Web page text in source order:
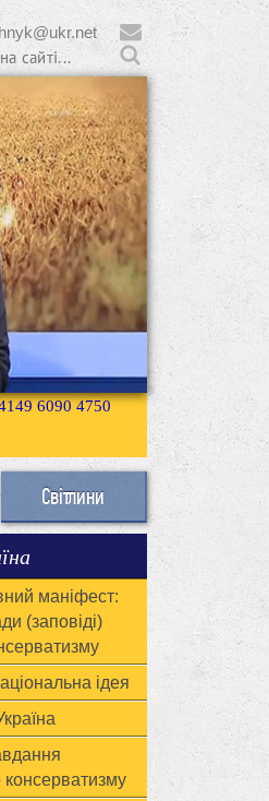
6090 4750
Світлини
маніфест:
(заповіді)
ідея
консерватизму